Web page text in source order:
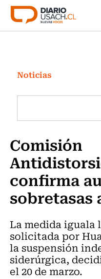
Click acá para ir
Investigación
Cultura
Programas Radio y
Noticias
Comisión
confirma
sobretasas
La medida iguala
solicitada por
la suspensión
siderúrgica,
el 20 de marzo.